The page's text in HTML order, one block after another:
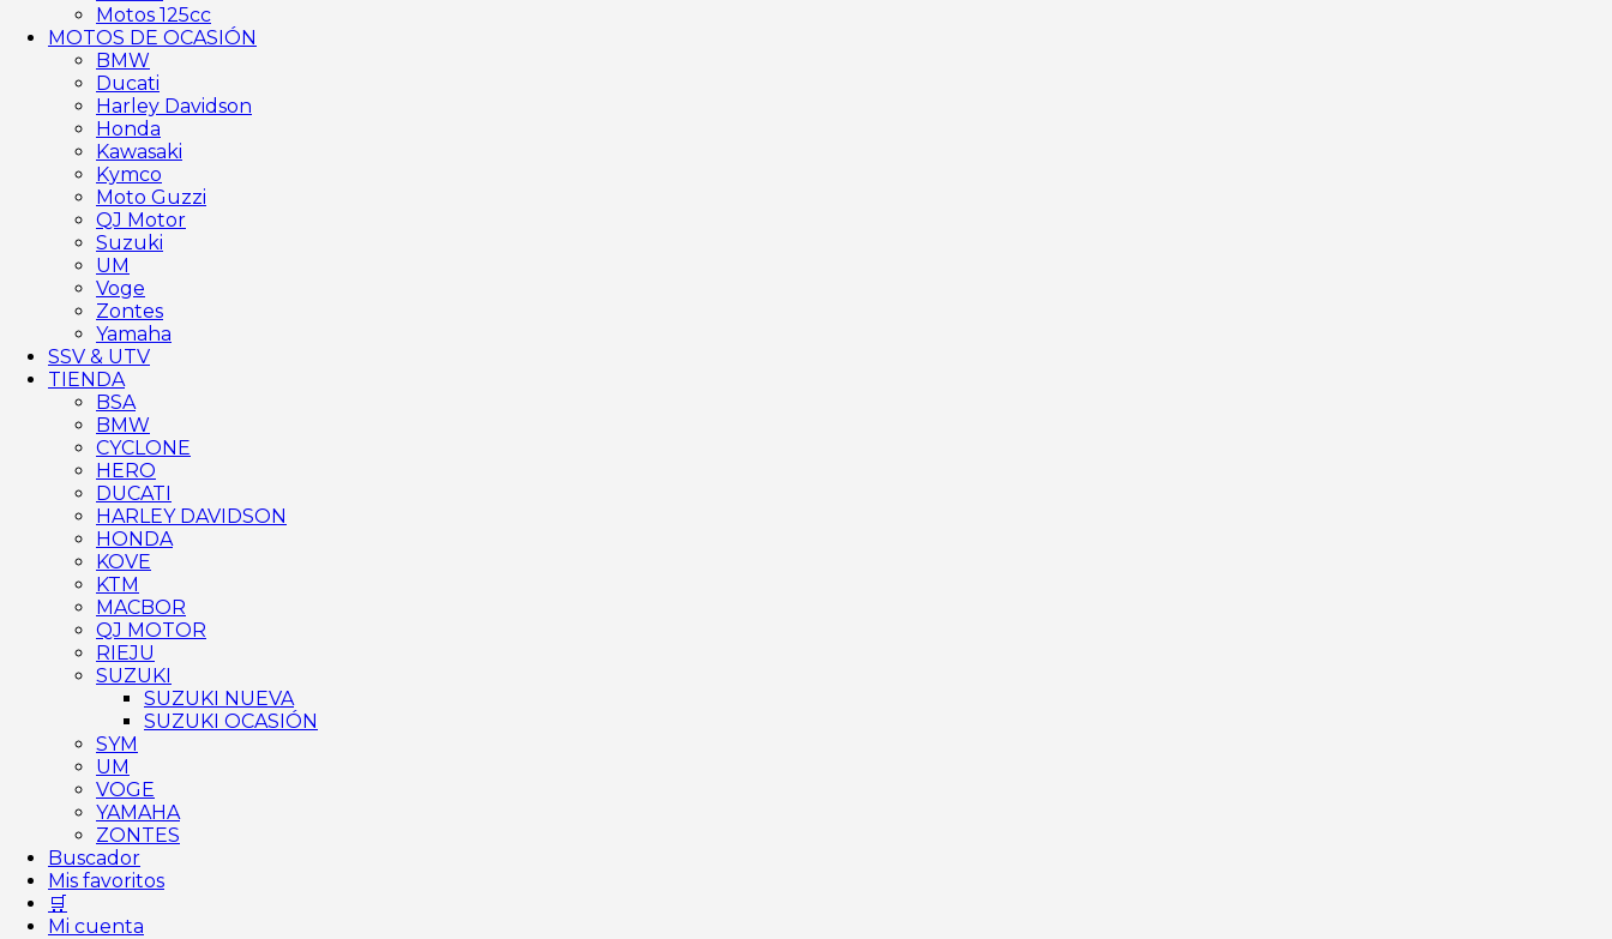
Motos 125cc
MOTOS DE OCASIÓN
BMW
Ducati
Harley Davidson
Honda
Kawasaki
Kymco
Moto Guzzi
QJ Motor
Suzuki
UM
Voge
Zontes
Yamaha
SSV & UTV
TIENDA
BSA
BMW
CYCLONE
HERO
DUCATI
HARLEY DAVIDSON
HONDA
KOVE
KTM
MACBOR
QJ MOTOR
RIEJU
SUZUKI
SUZUKI NUEVA
SUZUKI OCASIÓN
SYM
UM
VOGE
YAMAHA
ZONTES
Buscador
Mis favoritos
🛒
Mi cuenta